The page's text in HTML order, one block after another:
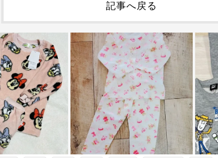
記事へ戻る